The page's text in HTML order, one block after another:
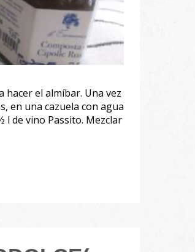
hacer el almíbar. Una vez
en una cazuela con agua
de vino Passito. Mezclar